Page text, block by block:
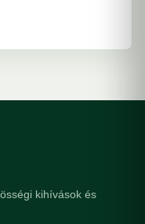
kihívások és